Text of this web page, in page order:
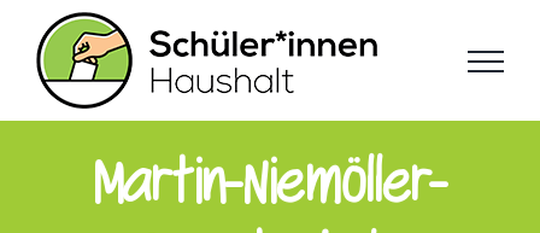
Inhalt
springen
Martin-Niemöller-